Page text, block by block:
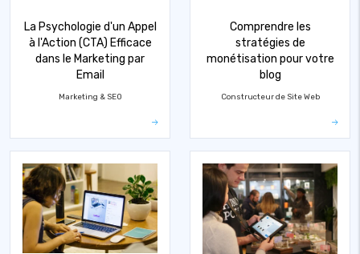
La Psychologie d'un Appel
à l'Action (CTA) Efficace
dans le Marketing par
Email
Marketing & SEO
Comprendre les
stratégies de
monétisation pour votre
blog
Constructeur de Site Web